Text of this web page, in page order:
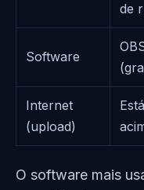
de
Software
Internet
(upload)
O software mais